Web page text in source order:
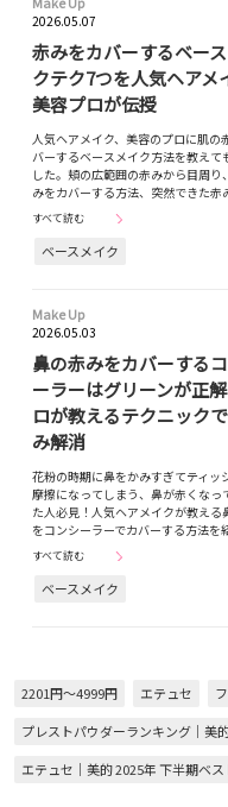
2026.05.07
赤みをカバーするベー
クテク7つを人気ヘアメ
美容プロが伝授
人気ヘアメイク、美容のプロに肌の
バーするベースメイク方法を教えて
した。頬の広範囲の赤みから目周り
みをカバーする方法、突然できた
すべて読む
ベースメイク
Make Up
2026.05.03
鼻の赤みをカバーする
ーラーはグリーンが正
ロが教えるテクニック
み解消
花粉の時期に鼻をかみすぎてティッ
摩擦になってしまう、鼻が赤くなっ
た人必見！人気ヘアメイクが教える
をコンシーラーでカバーする方法
すべて読む
ベースメイク
2201円～4999円 エテュセ
プレストパウダーランキング｜美
エテュセ｜美的 2025年 下半期ベ